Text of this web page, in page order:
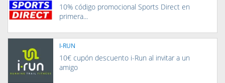
10% código promocional Sports Direct en
primera...
I-RUN
10€ cupón descuento i-Run al invitar a un
amigo